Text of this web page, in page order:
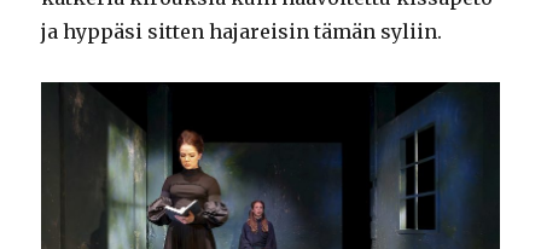
ja hyppäsi sitten hajareisin tämän syliin.